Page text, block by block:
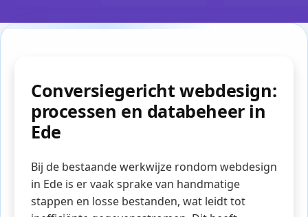
Conversiegericht webdesign:
processen en databeheer in
Ede
Bij de bestaande werkwijze rondom webdesign
in Ede is er vaak sprake van handmatige
stappen en losse bestanden, wat leidt tot